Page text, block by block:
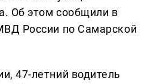
Об этом сообщили в
России по Самарской
47-летний водитель